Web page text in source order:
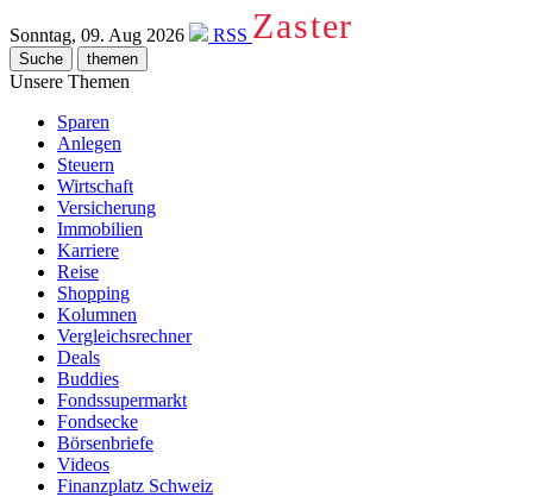
Sonntag, 09. Aug 2026 RSS Zaster
Suche themen
Unsere Themen
Sparen
Anlegen
Steuern
Wirtschaft
Versicherung
Immobilien
Karriere
Reise
Shopping
Kolumnen
Vergleichsrechner
Deals
Buddies
Fondssupermarkt
Fondsecke
Börsenbriefe
Videos
Finanzplatz Schweiz